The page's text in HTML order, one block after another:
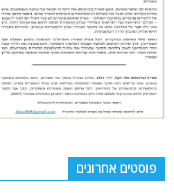
פוסטים אחרונים